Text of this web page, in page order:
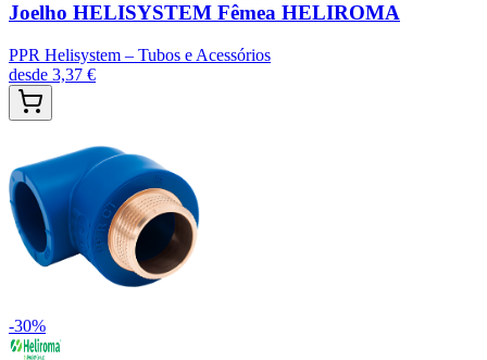
Joelho HELISYSTEM Fêmea HELIROMA
PPR Helisystem – Tubos e Acessórios
desde 3,37 €
-30%